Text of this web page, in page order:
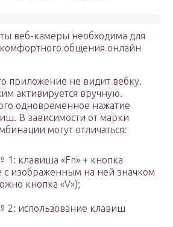
веб-камеры необходима для
общения онлайн
приложение не видит вебку.
активируется вручную.
одновременное нажатие
В зависимости от марки
могут отличаться:
клавиша «Fn» + кнопка
с изображенным на ней значком
кнопка «V»);
2: использование клавиш